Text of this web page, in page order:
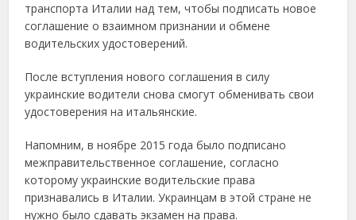
транспорта Италии над тем, чтобы подписать новое
соглашение о взаимном признании и обмене
водительских удостоверений.
После вступления нового соглашения в силу
украинские водители снова смогут обменивать свои
удостоверения на итальянские.
Напомним, в ноябре 2015 года было подписано
межправительственное соглашение, согласно
которому украинские водительские права
признавались в Италии. Украинцам в этой стране не
нужно было сдавать экзамен на права.